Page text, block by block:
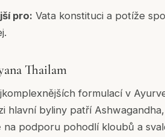
pro: Vata konstituci a potíže
Thailam
formulací v
hlavní byliny patří
na podporu pohodlí kloubů a